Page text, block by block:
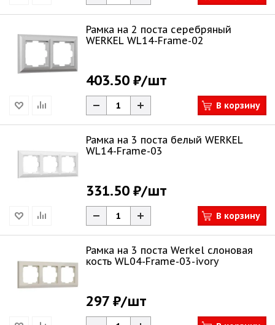
Рамка на 2 поста серебряный
WERKEL WL14-Frame-02
403.50 ₽/шт
В корзину
Рамка на 3 поста белый WERKEL
WL14-Frame-03
331.50 ₽/шт
В корзину
Рамка на 3 поста Werkel слоновая
кость WL04-Frame-03-ivory
297 ₽/шт